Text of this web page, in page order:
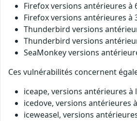
Firefox versions antérieures à
Firefox versions antérieures à
Thunderbird versions
Thunderbird versions
SeaMonkey versions
Ces vulnérabilités concernent
iceape, versions antérieures à
icedove, versions antérieures
iceweasel, versions